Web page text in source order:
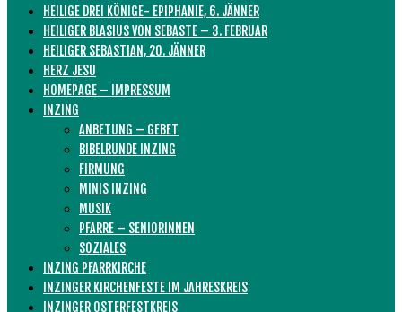
HEILIGE DREI KÖNIGE- EPIPHANIE, 6. JÄNNER
HEILIGER BLASIUS VON SEBASTE – 3. FEBRUAR
HEILIGER SEBASTIAN, 20. JÄNNER
HERZ JESU
HOMEPAGE – IMPRESSUM
INZING
ANBETUNG – GEBET
BIBELRUNDE INZING
FIRMUNG
MINIS INZING
MUSIK
PFARRE – SENIORINNEN
SOZIALES
INZING PFARRKIRCHE
INZINGER KIRCHENFESTE IM JAHRESKREIS
INZINGER OSTERFESTKREIS